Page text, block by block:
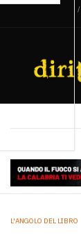
/
L'ANGOLO DEL LIBRO